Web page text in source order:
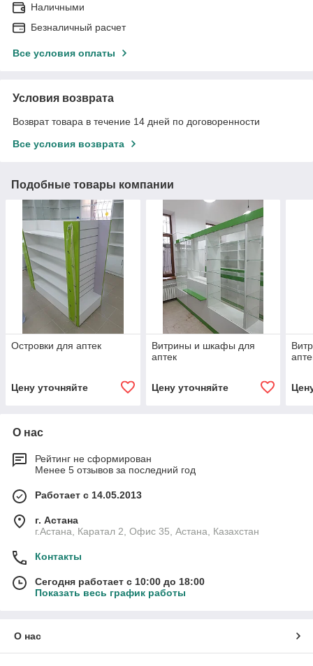
Наличными
Безналичный расчет
Все условия оплаты
Условия возврата
Возврат товара в течение 14 дней по договоренности
Все условия возврата
Подобные товары компании
Островки для аптек
Цену уточняйте
Витрины и шкафы для
аптек
Цену уточняйте
О нас
Рейтинг не сформирован
Менее 5 отзывов за последний год
Работает с 14.05.2013
г. Астана
г.Астана, Каратал 2, Офис 35, Астана, Казахстан
Контакты
Сегодня работает с 10:00 до 18:00
Показать весь график работы
О нас